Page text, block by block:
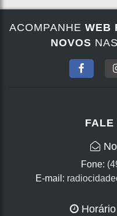
ACOMPANHE WEB
NOVOS
FALE
Fone:
E-mail: